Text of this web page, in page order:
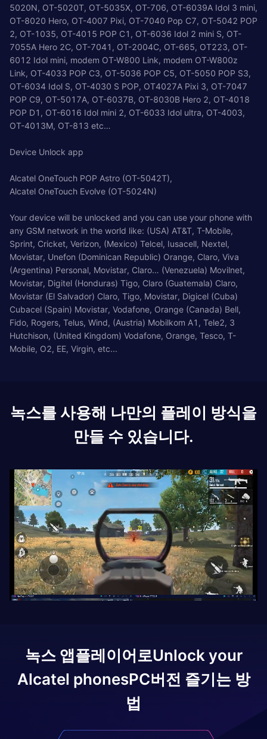
5020N, OT-5020T, OT-5035X, OT-706, OT-6039A Idol 3 mini,
OT-8020 Hero, OT-4007 Pixi, OT-7040 Pop C7, OT-5042 POP
2, OT-1035, OT-4015 POP C1, OT-6036 Idol 2 mini S, OT-
7055A Hero 2C, OT-7041, OT-2004C, OT-665, OT223, OT-
6012 Idol mini, modem OT-W800 Link, modem OT-W800z
Link, OT-4033 POP C3, OT-5036 POP C5, OT-5050 POP S3,
OT-6034 Idol S, OT-4030 S POP, OT4027A Pixi 3, OT-7047
POP C9, OT-5017A, OT-6037B, OT-8030B Hero 2, OT-4018
POP D1, OT-6016 Idol mini 2, OT-6033 Idol ultra, OT-4003,
OT-4013M, OT-813 etc…
Device Unlock app
Alcatel OneTouch POP Astro (OT-5042T),
Alcatel OneTouch Evolve (OT-5024N)
Your device will be unlocked and you can use your phone with
any GSM network in the world like: (USA) AT&T, T-Mobile,
Sprint, Cricket, Verizon, (Mexico) Telcel, Iusacell, Nextel,
Movistar, Unefon (Dominican Republic) Orange, Claro, Viva
(Argentina) Personal, Movistar, Claro… (Venezuela) Movilnet,
Movistar, Digitel (Honduras) Tigo, Claro (Guatemala) Claro,
Movistar (El Salvador) Claro, Tigo, Movistar, Digicel (Cuba)
Cubacel (Spain) Movistar, Vodafone, Orange (Canada) Bell,
Fido, Rogers, Telus, Wind, (Austria) Mobilkom A1, Tele2, 3
Hutchison, (United Kingdom) Vodafone, Orange, Tesco, T-
Mobile, O2, EE, Virgin, etc...
녹스를 사용해 나만의 플레이 방식을
만들 수 있습니다.
녹스 앱플레이어로Unlock your
Alcatel phonesPC버전 즐기는 방
법